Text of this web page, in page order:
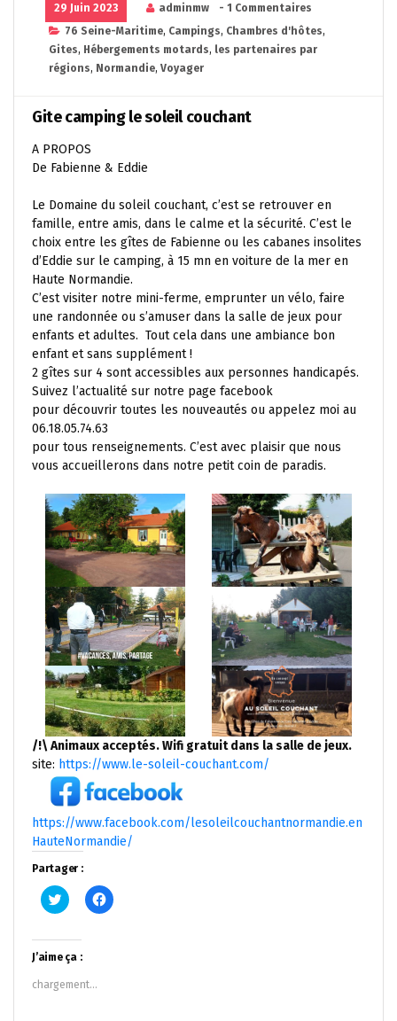
29 Juin 2023 adminmw
- 1 Commentaires
76 Seine-Maritime, Campings, Chambres d'hôtes,
Gites, Hébergements motards, les partenaires par
régions, Normandie, Voyager
Gite camping le soleil couchant
A PROPOS
De Fabienne & Eddie
Le Domaine du soleil couchant, c’est se retrouver en
famille, entre amis, dans le calme et la sécurité. C’est le
choix entre les gîtes de Fabienne ou les cabanes insolites
d’Eddie sur le camping, à 15 mn en voiture de la mer en
Haute Normandie.
C’est visiter notre mini-ferme, emprunter un vélo, faire
une randonnée ou s’amuser dans la salle de jeux pour
enfants et adultes. Tout cela dans une ambiance bon
enfant et sans supplément !
2 gîtes sur 4 sont accessibles aux personnes handicapés.
Suivez l’actualité sur notre page facebook
pour découvrir toutes les nouveautés ou appelez moi au
06.18.05.74.63
pour tous renseignements. C’est avec plaisir que nous
vous accueillerons dans notre petit coin de paradis.
/!\ Animaux acceptés. Wifi gratuit dans la salle de jeux.
site: https://www.le-soleil-couchant.com/
https://www.facebook.com/lesoleilcouchantnormandie.en
HauteNormandie/
Partager :
Cliquez
pour
Twitter(ouvre
dans
une
nouvelle
fenêtre)
Cliquez
pour
J’aime ça :
chargement…